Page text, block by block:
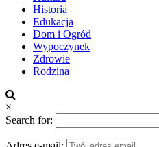
Historia
Edukacja
Dom i Ogród
Wypoczynek
Zdrowie
Rodzina
×
Search for: